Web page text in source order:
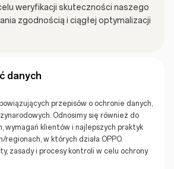
weryfikacji skuteczności naszego
zgodnością i ciągłej optymalizacji
danych
przepisów o ochronie danych,
Odnosimy się również do
wymagań klientów i najlepszych praktyk
regionach, w których działa OPPO.
zasady i procesy kontroli w celu ochrony